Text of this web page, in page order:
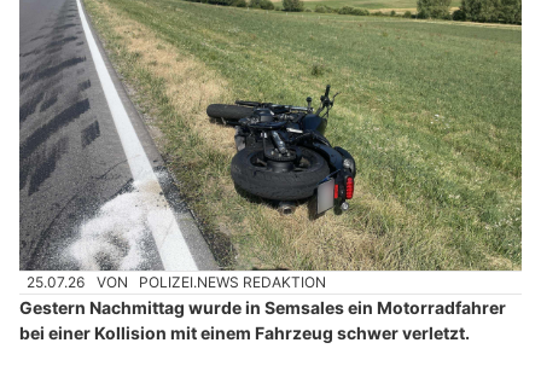
25.07.26 VON POLIZEI.NEWS REDAKTION
Gestern Nachmittag wurde in Semsales ein Motorradfahrer
bei einer Kollision mit einem Fahrzeug schwer verletzt.